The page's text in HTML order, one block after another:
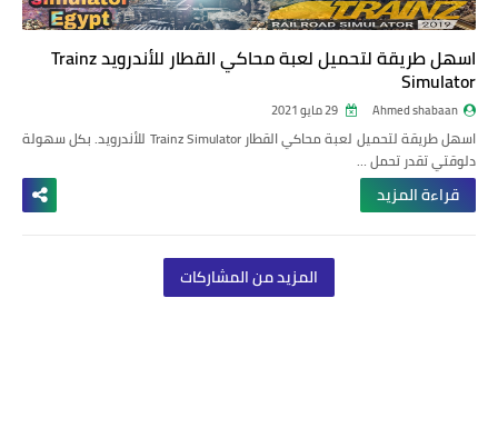
اسهل طريقة لتحميل لعبة محاكي القطار للأندرويد Trainz
Simulator
Ahmed shabaan
اسهل طريقة لتحميل لعبة محاكي القطار Trainz Simulator للأندرويد.
بكل سهولة
دلوقتي تقدر تحمل …
قراءة المزيد
المزيد من المشاركات